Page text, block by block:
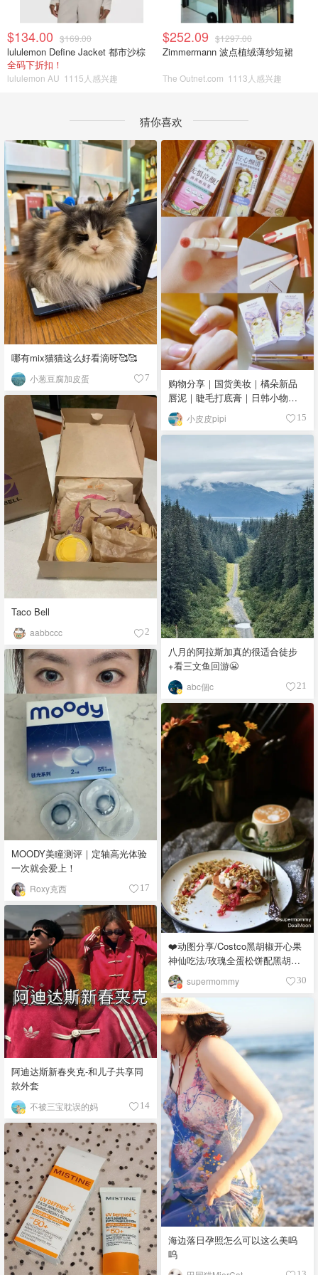
$134.00 $169.00
lululemon Define Jacket 都市沙棕
全码下折扣！
lululemon AU 1115人感兴趣
$252.09 $1297.00
Zimmermann 波点植绒薄纱短裙
The Outnet.com 1113人感兴趣
猜你喜欢
哪有mix猫猫这么好看滴呀🥰🥰
小葱豆腐加皮蛋 7
购物分享｜国货美妆｜橘朵新品
唇泥｜睫毛打底膏｜日韩小物｜
眼线笔｜美甲DIY💅
小皮皮pipi 15
Taco Bell
aabbccc 2
八月的阿拉斯加真的很适合徒步
+看三文鱼回游😬
abc個c 21
MOODY美瞳测评｜定轴高光体验
一次就会爱上！
Roxy克西 17
❤️动图分享/Costco黑胡椒开心果
神仙吃法/玫瑰全蛋松饼配黑胡椒
开心果碎太惊艳😍
supermommy 30
阿迪达斯新春夹克-和儿子共享同
款外套
不被三宝耽误的妈 14
海边落日孕照怎么可以这么美呜
呜